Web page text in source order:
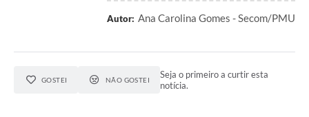
Autor: Ana Carolina Gomes - Secom/PMU
GOSTEI NÃO GOSTEI
Seja o primeiro a curtir esta
notícia.